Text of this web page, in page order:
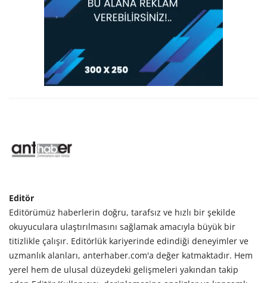
Editör
Editörümüz haberlerin doğru, tarafsız ve hızlı bir şekilde
okuyuculara ulaştırılmasını sağlamak amacıyla büyük bir
titizlikle çalışır. Editörlük kariyerinde edindiği deneyimler ve
uzmanlık alanları, anterhaber.com'a değer katmaktadır. Hem
yerel hem de ulusal düzeydeki gelişmeleri yakından takip